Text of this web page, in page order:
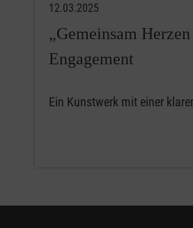
12.03.2025
„Gemeinsam
Engagement
Ein Kunstwerk mit einer